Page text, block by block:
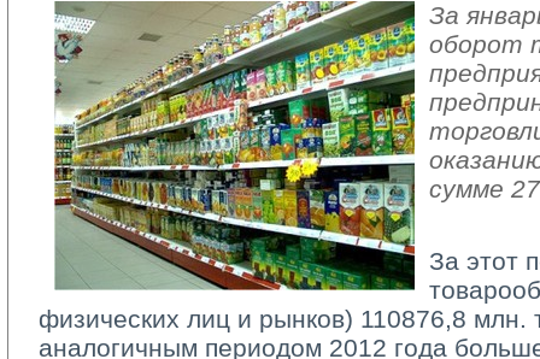
За
оборот
сумме
За этот
физических лиц и рынков) 110876,8 млн.
аналогичным периодом 2012 года